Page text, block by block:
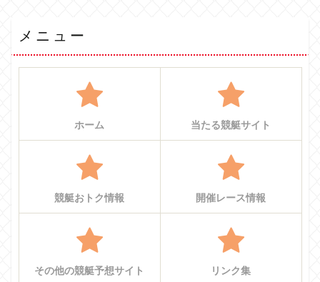
メニュー
ホーム 当たる競艇サイト
競艇おトク情報 開催レース情報
その他の競艇予想サイト リンク集